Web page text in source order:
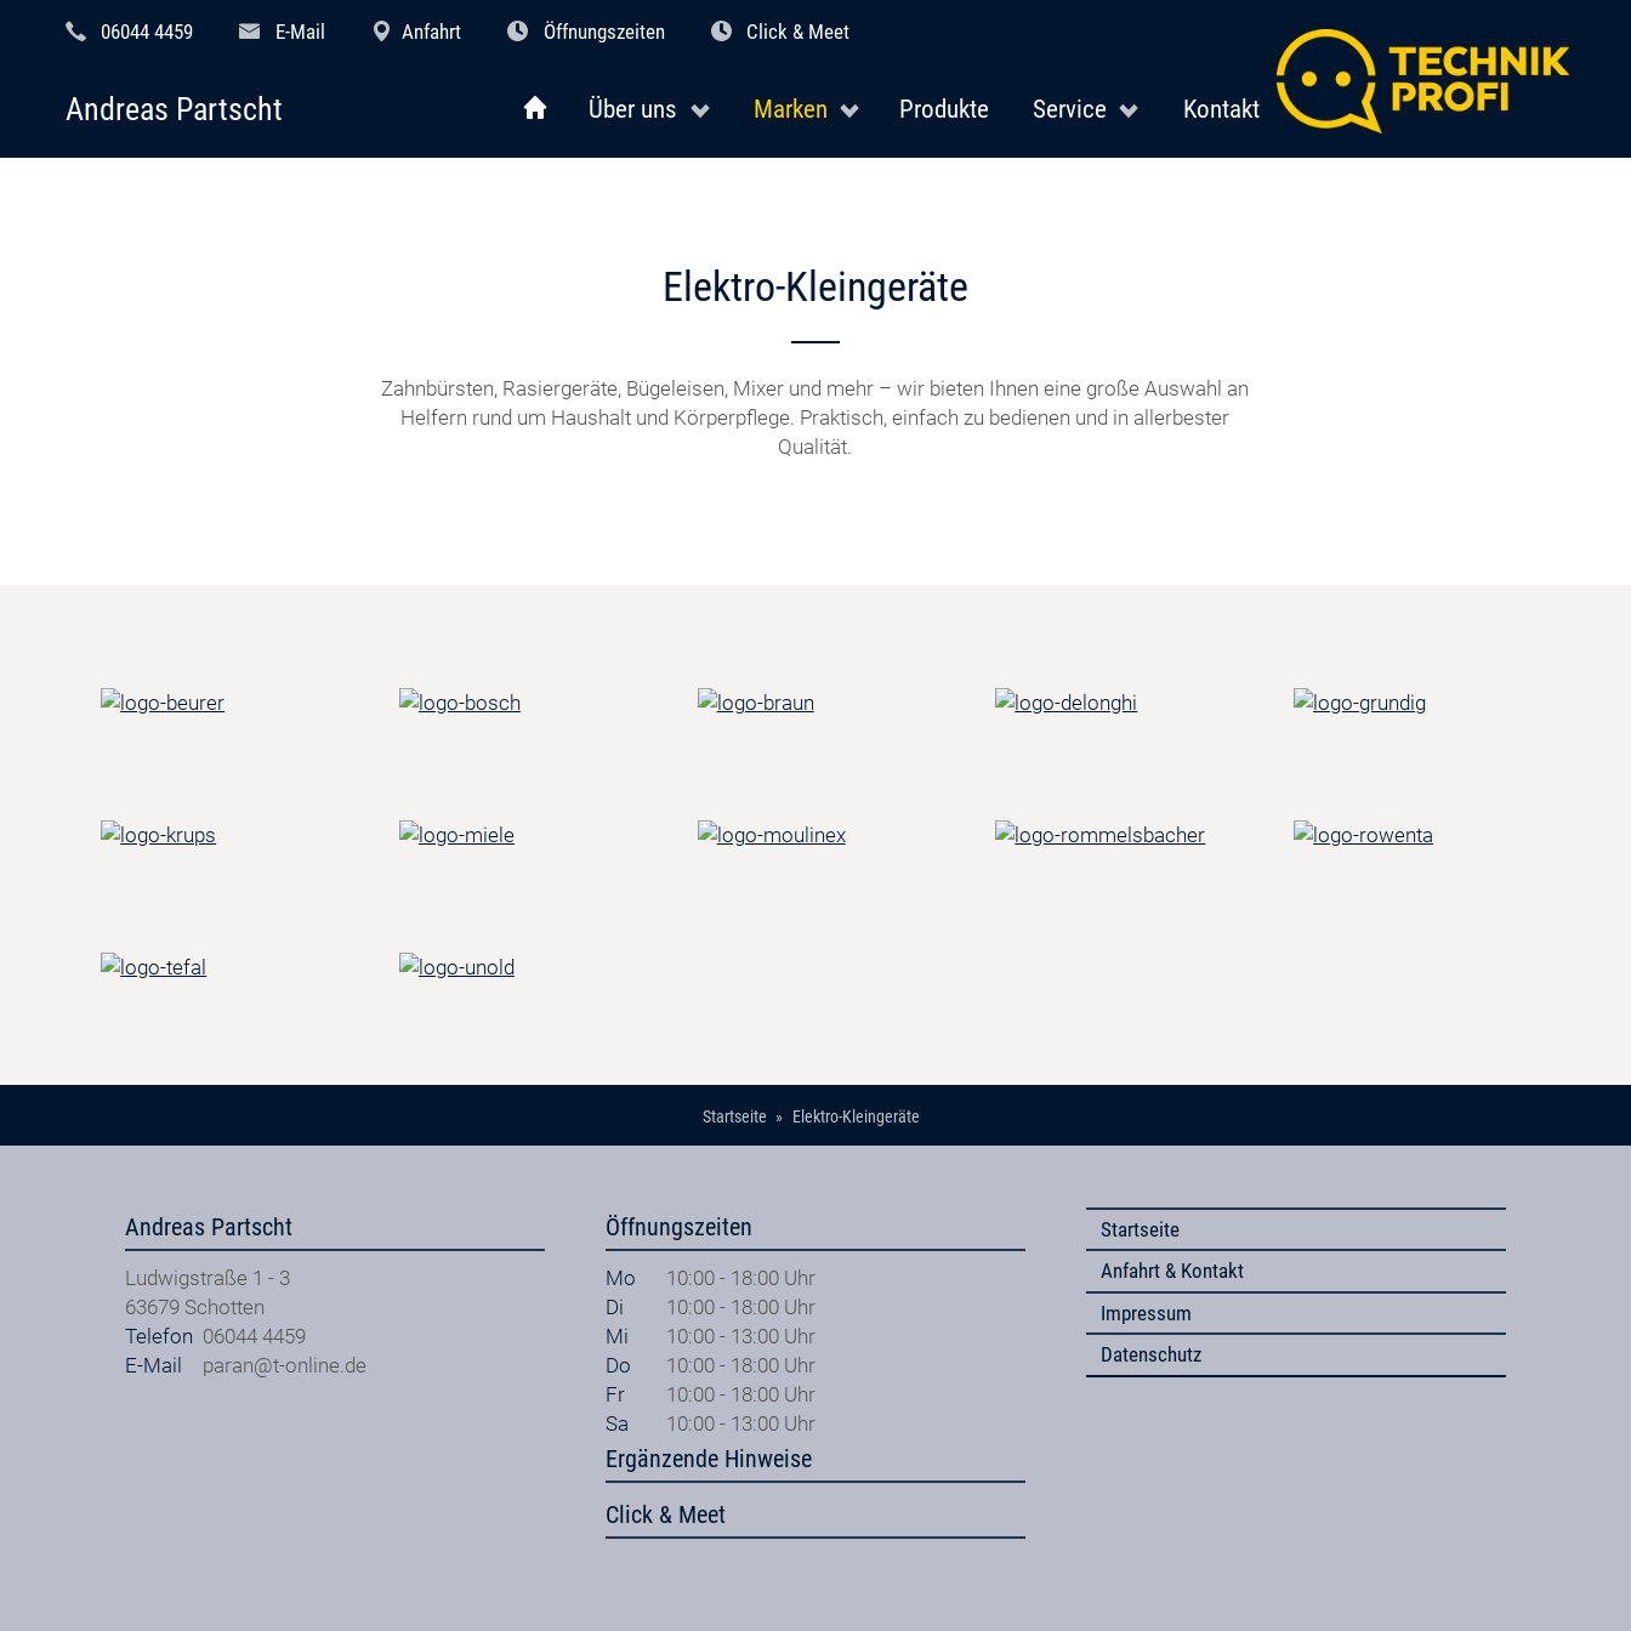
06044 4459 E-Mail Anfahrt Öffnungszeiten Click & Meet
Über uns Marken Produkte Service Kontakt
Andreas Partscht
Elektro-Kleingeräte
Zahnbürsten, Rasiergeräte, Bügeleisen, Mixer und mehr – wir bieten Ihnen eine große Auswahl an
Helfern rund um Haushalt und Körperpflege. Praktisch, einfach zu bedienen und in allerbester
Qualität.
Startseite Elektro-Kleingeräte
Andreas Partscht
Ludwigstraße 1 - 3
63679 Schotten
Telefon 06044 4459
E-Mail
paran@t-online.de
Öffnungszeiten
Mo
10:00 - 18:00 Uhr
Di
10:00 - 18:00 Uhr
Mi
10:00 - 13:00 Uhr
Do
10:00 - 18:00 Uhr
Fr
10:00 - 18:00 Uhr
Sa
10:00 - 13:00 Uhr
Ergänzende Hinweise
Click & Meet
Startseite
Anfahrt & Kontakt
Impressum
Datenschutz